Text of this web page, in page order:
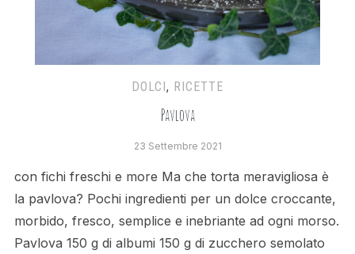
DOLCI, RICETTE
Pavlova
23 Settembre 2021
con fichi freschi e more Ma che torta meravigliosa è
la pavlova? Pochi ingredienti per un dolce croccante,
morbido, fresco, semplice e inebriante ad ogni morso.
Pavlova 150 g di albumi 150 g di zucchero semolato